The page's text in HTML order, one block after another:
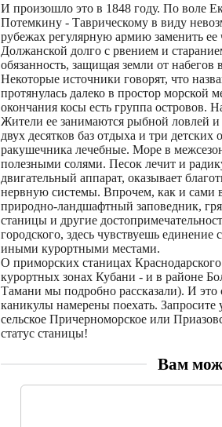
И произошло это в 1848 году. По воле
Потемкину - Таврическому в виду
рубежах регулярную армию заменить
Должанской долго с рвением и
обязанность, защищая земли от
Некоторые источники говорят, что
протянулась далеко в простор морской
окончания косы есть группа островов.
Жители ее занимаются рыбной ловлей и
двух десятков баз отдыха и три
ракушечника лечебные. Море в
полезными солями. Песок лечит и
двигательный аппарат, оказывает
нервную системы. Впрочем, как и сами
природно-ландшафтный заповедник,
станицы и другие
городского, здесь чувствуешь
иными курортными местами.
О приморских станицах
курортных зонах Кубани - и в районе
Тамани мы подробно рассказали). И это
каникулы намерены поехать. Запросите
сельское Причерноморское или
статус станицы!
Вам